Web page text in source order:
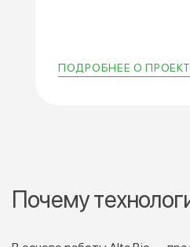
ПОДРОБНЕЕ О
Почему